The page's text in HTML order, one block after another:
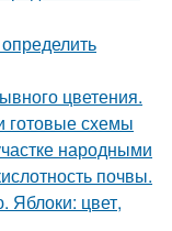
цветения.
готовые схемы
народными
почвы.
Яблоки: цвет,